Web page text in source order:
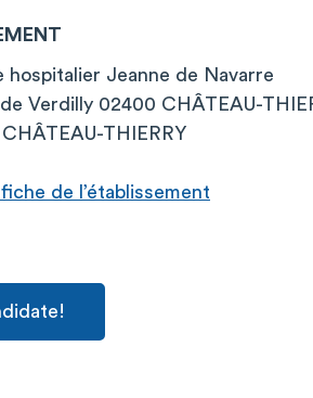
hospitalier Jeanne de Navarre
Verdilly 02400 CHÂTEAU-
THIERRY
de l’établissement